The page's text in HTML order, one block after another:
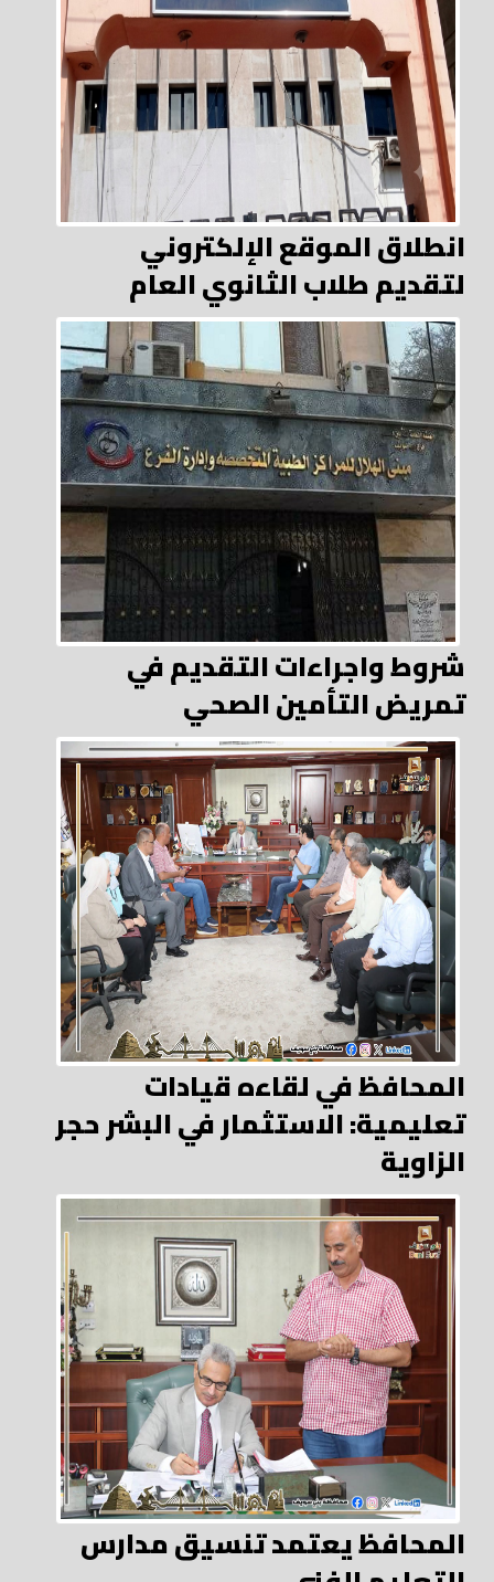
انطلاق الموقع الإلكتروني
لتقديم طلاب الثانوي العام
شروط واجراءات التقديم في
تمريض التأمين الصحي
المحافظ في لقاءه قيادات
تعليمية: الاستثمار في البشر حجر
الزاوية
المحافظ يعتمد تنسيق مدارس